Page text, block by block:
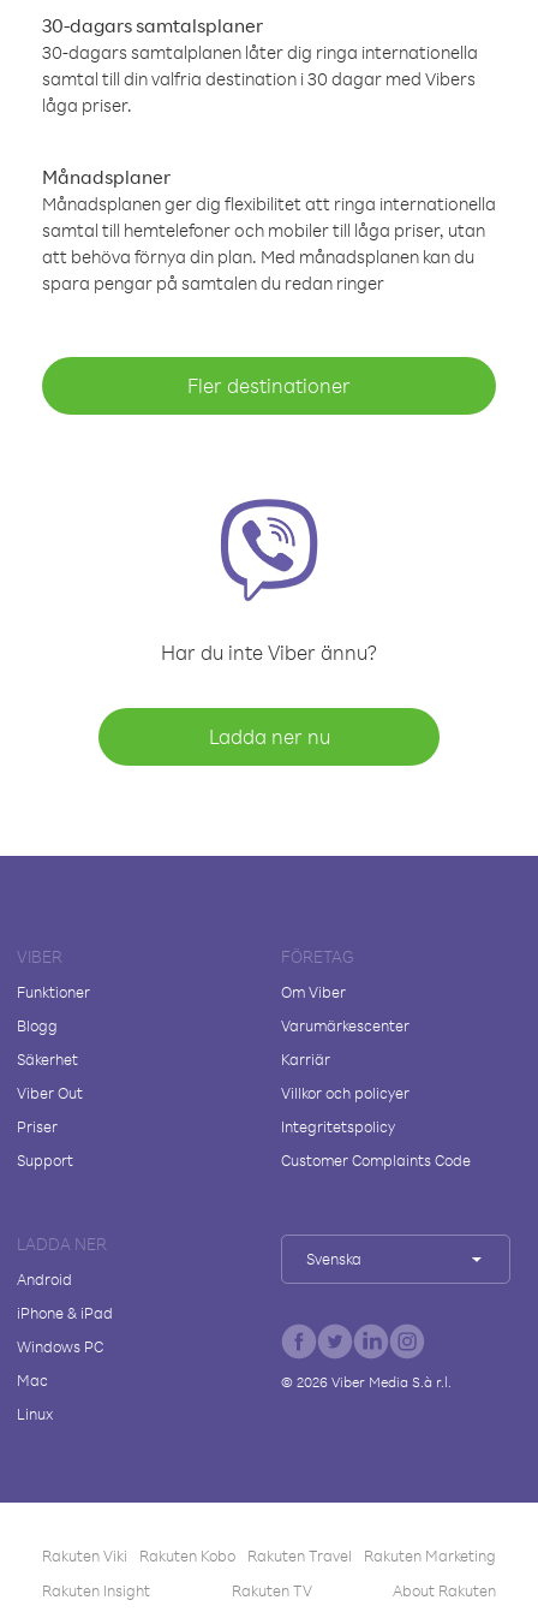
30-dagars samtalsplaner
30-dagars samtalplanen låter dig ringa internationella
samtal till din valfria destination i 30 dagar med Vibers
låga priser.
Månadsplaner
Månadsplanen ger dig flexibilitet att ringa internationella
samtal till hemtelefoner och mobiler till låga priser, utan
att behöva förnya din plan. Med månadsplanen kan du
spara pengar på samtalen du redan ringer
Fler destinationer
Har du inte Viber ännu?
Ladda ner nu
VIBER
Funktioner
Blogg
Säkerhet
Viber Out
Priser
Support
FÖRETAG
Om Viber
Varumärkescenter
Karriär
Villkor och policyer
Integritetspolicy
Customer Complaints Code
LADDA NER
Android
iPhone & iPad
Windows PC
Mac
Linux
Svenska
© 2026Viber Media S.à r.l.
Rakuten Viki Rakuten Kobo Rakuten Travel
Rakuten Marketing
Rakuten Insight
Rakuten TV About Rakuten